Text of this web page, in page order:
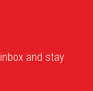
and stay